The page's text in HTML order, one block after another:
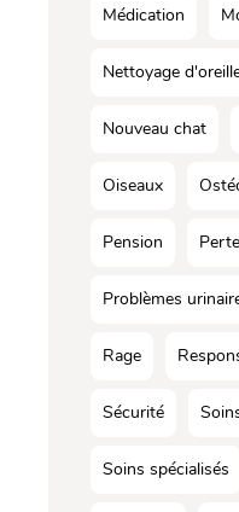
Médication
Nettoyage
Nouveau chat
Oiseaux
Pension
Problèmes
Rage
Sécurité
Soins spécialisés